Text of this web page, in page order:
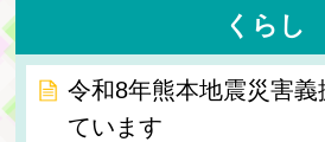
くらし
令和8年熊本地震災害
ています